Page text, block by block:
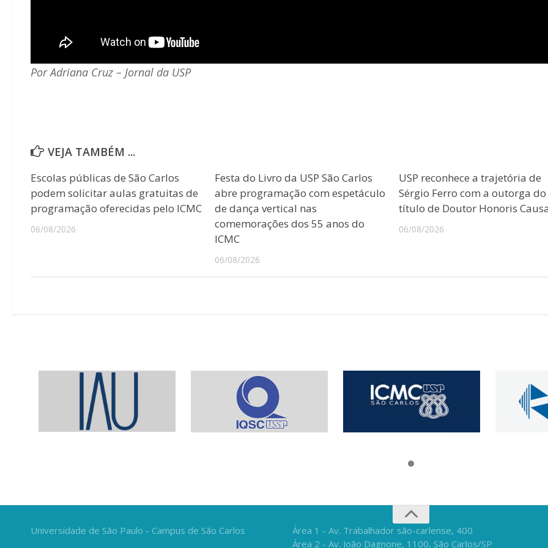
Por Adriana Cruz – Jornal da USP
VEJA TAMBÉM ...
Escolas públicas de São Carlos
podem solicitar aulas gratuitas de
programação oferecidas pelo ICMC
06/08/2026
Festa do Livro da USP São Carlos
abre programação com espetáculo
de dança vertical nas
comemorações dos 55 anos do
ICMC
06/08/2026
USP reconhece a trajetória de
Sérgio Ferro com a outorga do
título de Doutor Honoris
06/08/2026
Universidade de São Paulo - Campus de São Carlos
Área 1 - Av. Trabalhador são-carlense, 400
Área 2 - Av. João Dagnone, 1100, São Carlos/SP